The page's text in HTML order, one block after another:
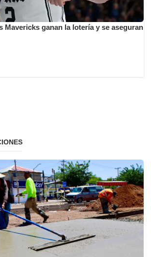
Mavericks ganan la lotería y se aseguran